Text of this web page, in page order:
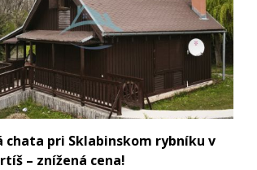
chata pri Sklabinskom rybníku v
– znížená cena!